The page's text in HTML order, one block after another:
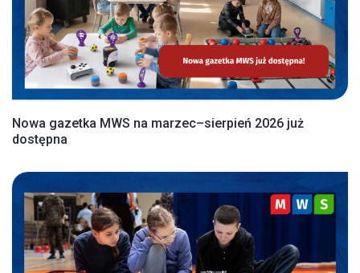
Nowa gazetka MWS na marzec–sierpień 2026 już
dostępna